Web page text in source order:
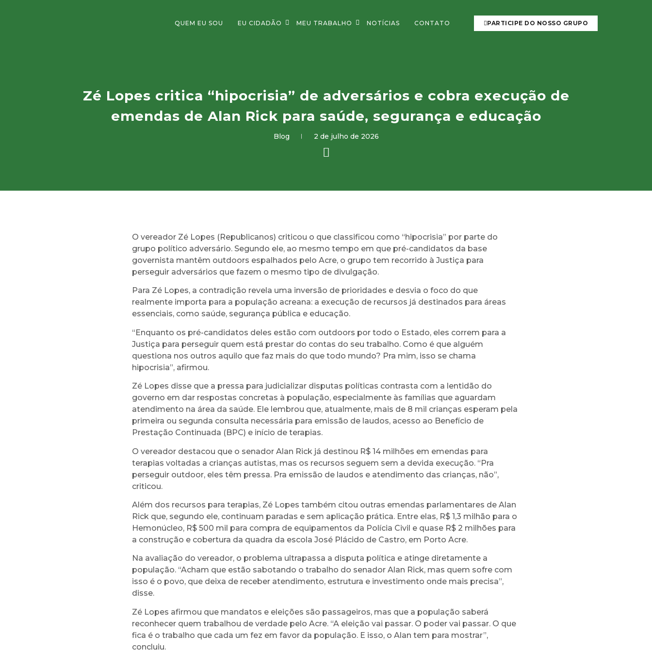
QUEM EU SOU EU CIDADÃO MEU TRABALHO NOTÍCIAS CONTATO PARTICIPE DO NOSSO GRUPO
Zé Lopes critica “hipocrisia” de adversários e cobra execução de
emendas de Alan Rick para saúde, segurança e educação
Blog 2 de julho de 2026
O vereador Zé Lopes (Republicanos) criticou o que classificou como “hipocrisia” por parte do
grupo político adversário. Segundo ele, ao mesmo tempo em que pré-candidatos da base
governista mantêm outdoors espalhados pelo Acre, o grupo tem recorrido à Justiça para
perseguir adversários que fazem o mesmo tipo de divulgação.
Para Zé Lopes, a contradição revela uma inversão de prioridades e desvia o foco do que
realmente importa para a população acreana: a execução de recursos já destinados para áreas
essenciais, como saúde, segurança pública e educação.
“Enquanto os pré-candidatos deles estão com outdoors por todo o Estado, eles correm para a
Justiça para perseguir quem está prestar do contas do seu trabalho. Como é que alguém
questiona nos outros aquilo que faz mais do que todo mundo? Pra mim, isso se chama
hipocrisia”, afirmou.
Zé Lopes disse que a pressa para judicializar disputas políticas contrasta com a lentidão do
governo em dar respostas concretas à população, especialmente às famílias que aguardam
atendimento na área da saúde. Ele lembrou que, atualmente, mais de 8 mil crianças esperam pela
primeira ou segunda consulta necessária para emissão de laudos, acesso ao Benefício de
Prestação Continuada (BPC) e início de terapias.
O vereador destacou que o senador Alan Rick já destinou R$ 14 milhões em emendas para
terapias voltadas a crianças autistas, mas os recursos seguem sem a devida execução. “Pra
perseguir outdoor, eles têm pressa. Pra emissão de laudos e atendimento das crianças, não”,
criticou.
Além dos recursos para terapias, Zé Lopes também citou outras emendas parlamentares de Alan
Rick que, segundo ele, continuam paradas e sem aplicação prática. Entre elas, R$ 1,3 milhão para o
Hemonúcleo, R$ 500 mil para compra de equipamentos da Polícia Civil e quase R$ 2 milhões para
a construção e cobertura da quadra da escola José Plácido de Castro, em Porto Acre.
Na avaliação do vereador, o problema ultrapassa a disputa política e atinge diretamente a
população. “Acham que estão sabotando o trabalho do senador Alan Rick, mas quem sofre com
isso é o povo, que deixa de receber atendimento, estrutura e investimento onde mais precisa”,
disse.
Zé Lopes afirmou que mandatos e eleições são passageiros, mas que a população saberá
reconhecer quem trabalhou de verdade pelo Acre. “A eleição vai passar. O poder vai passar. O que
fica é o trabalho que cada um fez em favor da população. E isso, o Alan tem para mostrar”,
concluiu.